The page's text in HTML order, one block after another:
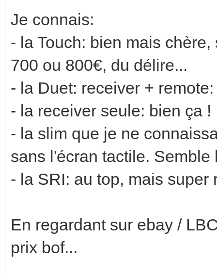
Je connais:
- la Touch: bien mais
700 ou 800€, du délire...
- la Duet: receiver +
- la receiver seule: bien ça !
- la slim que je ne
sans l'écran tactile.
- la SRI: au top, mais super
En regardant sur ebay /
prix bof...